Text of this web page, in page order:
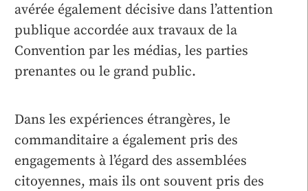
avérée également décisive dans l’attention
publique accordée aux travaux de la
Convention par les médias, les parties
prenantes ou le grand public.
Dans les expériences étrangères, le
commanditaire a également pris des
engagements à l’égard des assemblées
citoyennes, mais ils ont souvent pris des